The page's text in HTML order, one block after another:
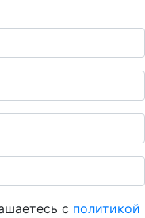
с политикой